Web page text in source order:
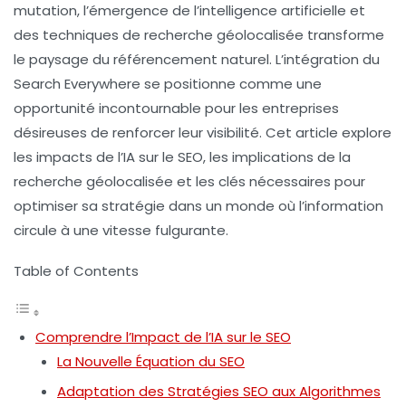
mutation, l’émergence de l’intelligence artificielle et
des techniques de recherche géolocalisée transforme
le paysage du référencement naturel. L’intégration du
Search Everywhere se positionne comme une
opportunité incontournable pour les entreprises
désireuses de renforcer leur visibilité. Cet article explore
les impacts de l’IA sur le SEO, les implications de la
recherche géolocalisée et les clés nécessaires pour
optimiser sa stratégie dans un monde où l’information
circule à une vitesse fulgurante.
Table of Contents
Comprendre l’Impact de l’IA sur le SEO
La Nouvelle Équation du SEO
Adaptation des Stratégies SEO aux Algorithmes